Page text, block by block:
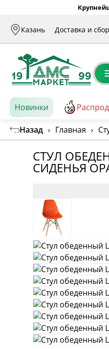
Казань Доставка и
Новинки
Назад › Главная ›
СТУЛ
СИДЕНЬЯ